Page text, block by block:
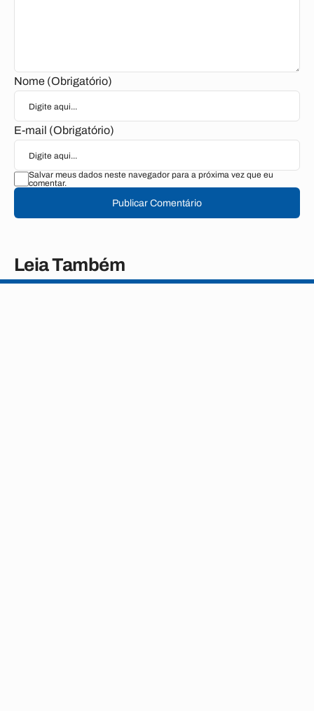
Nome (Obrigatório)
E-mail (Obrigatório)
Salvar meus dados neste navegador para a próxima vez que eu
comentar.
Publicar Comentário
Leia Também